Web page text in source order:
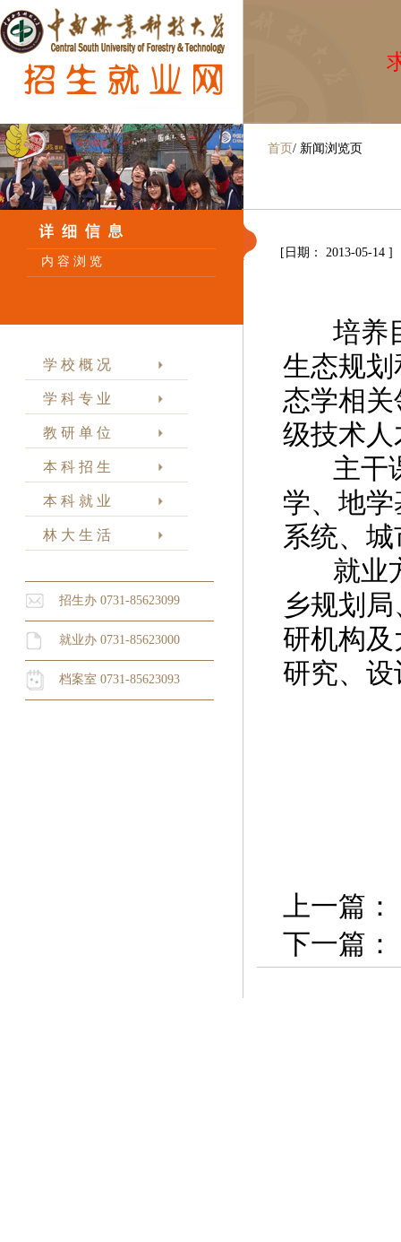
内 容 浏 览
学 校 概 况
学 科 专 业
教 研 单 位
本 科 招 生
本 科 就 业
林 大 生 活
招生办 0731-85623099
就业办 0731-85623000
档案室 0731-85623093
首页 / 新闻浏览页
[日期： 2013-05-14 ]
培养目
生态规
态学相
级技术人
主干课
学、地
系统、
就业方
乡规划
研机构
研究、
上一篇：
下一篇：